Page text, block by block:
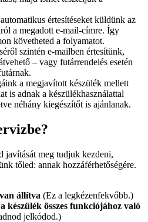
értesítéseket küldünk az
a megadott e-mail-címre. Így
követheted a folyamatot.
szintén e-mailben értesítünk,
– vagy futárrendelés esetén
a megjavított készülék mellett
is adnak a készülékhasználattal
néhány kiegészítőt is ajánlanak.
javítását meg tudjuk kezdeni,
tőled: annak hozzáférhetőségére.
állítva (Ez a legkézenfekvőbb.)
készülék összes funkciójához való
jelkódod.)